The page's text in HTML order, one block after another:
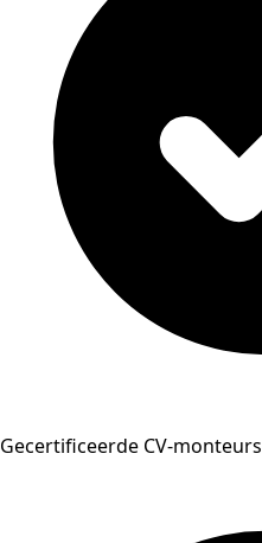
Gecertificeerde CV-monteurs